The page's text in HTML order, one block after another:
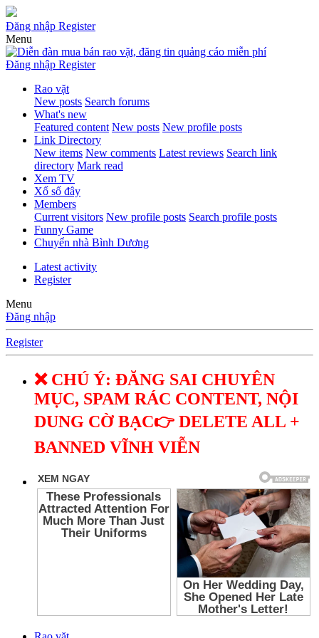
Đăng nhập Register
Menu
Đăng nhập Register
Rao vặt
New posts Search forums
What's new
Featured content New posts New profile posts
Link Directory
New items New comments Latest reviews Search link
directory Mark read
Xem TV
Xổ số đây
Members
Current visitors New profile posts Search profile posts
Funny Game
Chuyển nhà Bình Dương
Latest activity
Register
Menu
Đăng nhập
Register
❌ CHÚ Ý: ĐĂNG SAI CHUYÊN
MỤC, SPAM RÁC CONTENT, NỘI
DUNG CỜ BẠC👉 DELETE ALL +
BANNED VĨNH VIỄN